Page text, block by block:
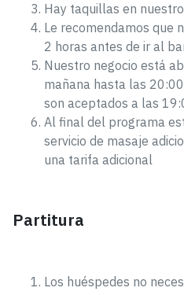
Hay taquillas en
Le recomendamos que
2 horas antes de ir al
Nuestro negocio está
mañana hasta las
son aceptados a las
Al final del programa
servicio de masaje
una tarifa adicional
Partitura
Los huéspedes no